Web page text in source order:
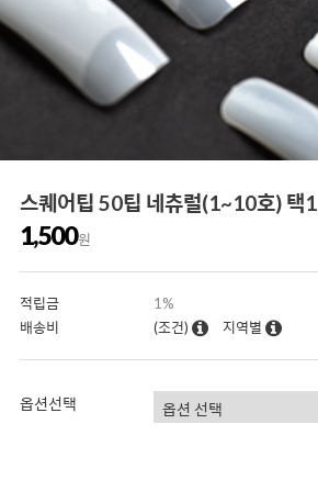
스퀘어팁 50팁 네츄럴(1~10호) 택1
1,500원
적립금
1%
배송비
(조건) 지역별
옵션선택